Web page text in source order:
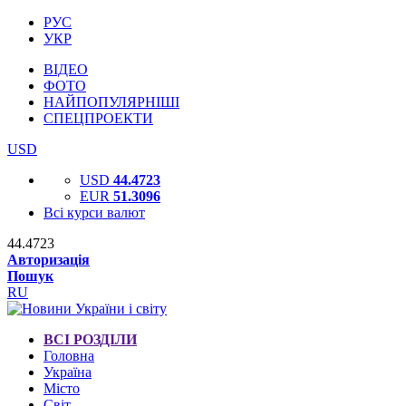
РУС
УКР
ВІДЕО
ФОТО
НАЙПОПУЛЯРНІШІ
СПЕЦПРОЕКТИ
USD
USD 44.4723
EUR 51.3096
Всі курси валют
44.4723
Авторизація
Пошук
RU
ВСІ РОЗДІЛИ
Головна
Україна
Місто